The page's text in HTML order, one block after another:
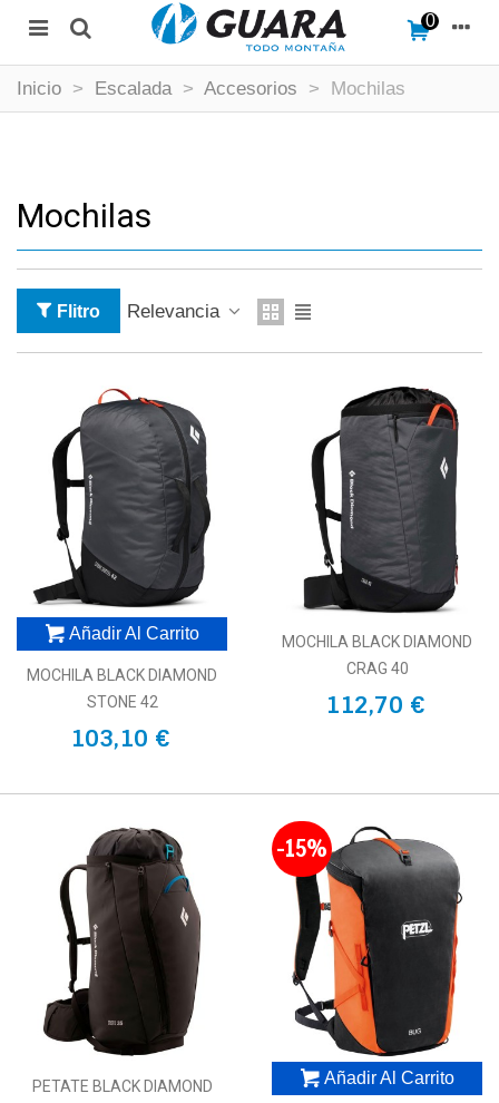
0
Inicio > Escalada > Accesorios > Mochilas
Mochilas
Flitro Relevancia
Añadir Al Carrito
MOCHILA BLACK DIAMOND
STONE 42
103,10 €
MOCHILA BLACK DIAMOND
CRAG 40
112,70 €
PETATE BLACK DIAMOND
-15%
Añadir Al Carrito